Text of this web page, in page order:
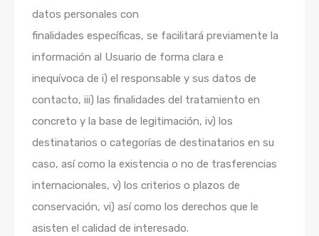
datos personales con
finalidades específicas, se facilitará previamente la
información al Usuario de forma clara e
inequívoca de i) el responsable y sus datos de
contacto, iii) las finalidades del tratamiento en
concreto y la base de legitimación, iv) los
destinatarios o categorías de destinatarios en su
caso, así como la existencia o no de trasferencias
internacionales, v) los criterios o plazos de
conservación, vi) así como los derechos que le
asisten el calidad de interesado.